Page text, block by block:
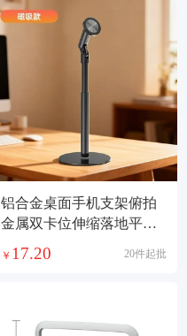
铝合金桌面手机支架俯拍
金属双卡位伸缩落地平板
支架直播懒人支架
￥ 17.20 20件起批